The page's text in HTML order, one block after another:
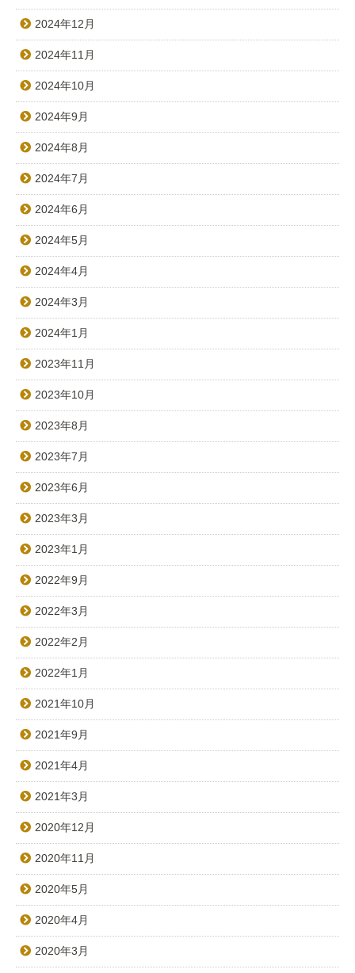
2024年12月
2024年11月
2024年10月
2024年9月
2024年8月
2024年7月
2024年6月
2024年5月
2024年4月
2024年3月
2024年1月
2023年11月
2023年10月
2023年8月
2023年7月
2023年6月
2023年3月
2023年1月
2022年9月
2022年3月
2022年2月
2022年1月
2021年10月
2021年9月
2021年4月
2021年3月
2020年12月
2020年11月
2020年5月
2020年4月
2020年3月